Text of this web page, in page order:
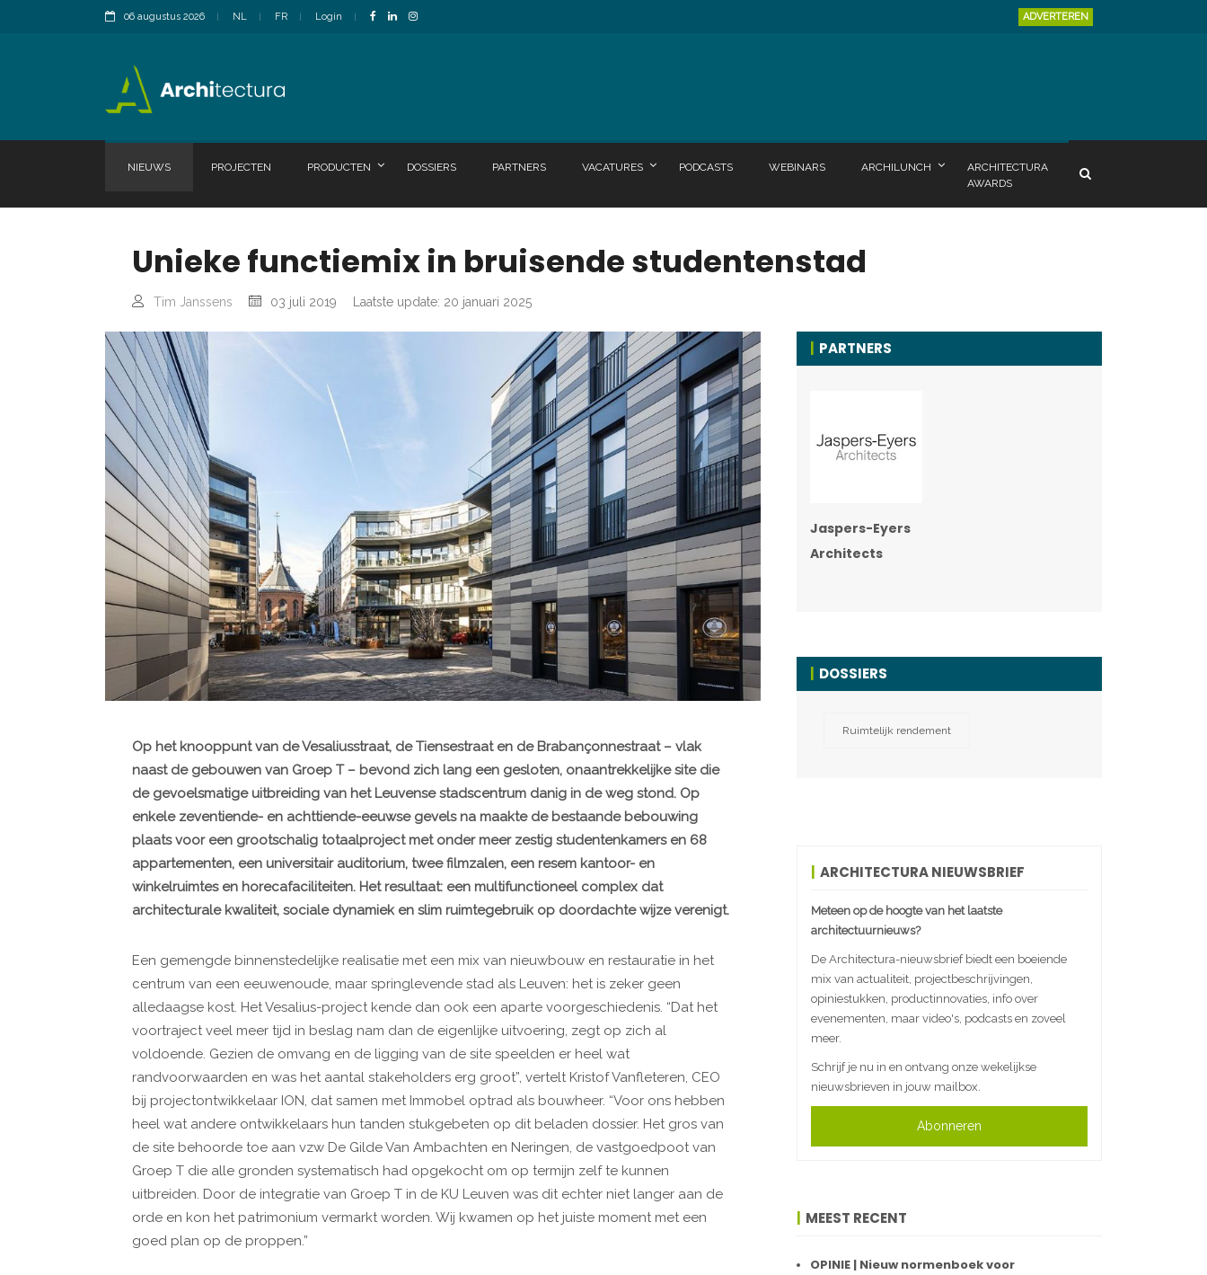
06 augustus 2026 NL FR Login ADVERTEREN
NIEUWS PROJECTEN PRODUCTEN DOSSIERS PARTNERS VACATURES PODCASTS WEBINARS ARCHILUNCH
ARCHITECTURA
AWARDS
Unieke functiemix in bruisende studentenstad
Tim Janssens 03 juli 2019 Laatste update: 20 januari 2025
Op het knooppunt van de Vesaliusstraat, de Tiensestraat en de Brabançonnestraat – vlak
naast de gebouwen van Groep T – bevond zich lang een gesloten, onaantrekkelijke site die
de gevoelsmatige uitbreiding van het Leuvense stadscentrum danig in de weg stond. Op
enkele zeventiende- en achttiende-eeuwse gevels na maakte de bestaande bebouwing
plaats voor een grootschalig totaalproject met onder meer zestig studentenkamers en 68
appartementen, een universitair auditorium, twee filmzalen, een resem kantoor- en
winkelruimtes en horecafaciliteiten. Het resultaat: een multifunctioneel complex dat
architecturale kwaliteit, sociale dynamiek en slim ruimtegebruik op doordachte wijze verenigt.
Een gemengde binnenstedelijke realisatie met een mix van nieuwbouw en restauratie in het
centrum van een eeuwenoude, maar springlevende stad als Leuven: het is zeker geen
alledaagse kost. Het Vesalius-project kende dan ook een aparte voorgeschiedenis. “Dat het
voortraject veel meer tijd in beslag nam dan de eigenlijke uitvoering, zegt op zich al
voldoende. Gezien de omvang en de ligging van de site speelden er heel wat
randvoorwaarden en was het aantal stakeholders erg groot”, vertelt Kristof Vanfleteren, CEO
bij projectontwikkelaar ION, dat samen met Immobel optrad als bouwheer. “Voor ons hebben
heel wat andere ontwikkelaars hun tanden stukgebeten op dit beladen dossier. Het gros van
de site behoorde toe aan vzw De Gilde Van Ambachten en Neringen, de vastgoedpoot van
Groep T die alle gronden systematisch had opgekocht om op termijn zelf te kunnen
uitbreiden. Door de integratie van Groep T in de KU Leuven was dit echter niet langer aan de
orde en kon het patrimonium vermarkt worden. Wij kwamen op het juiste moment met een
goed plan op de proppen.”
PARTNERS
Jaspers-Eyers
Architects
DOSSIERS
Ruimtelijk rendement
ARCHITECTURA NIEUWSBRIEF
Meteen op de hoogte van het laatste
architectuurnieuws?
De Architectura-nieuwsbrief biedt een boeiende
mix van actualiteit, projectbeschrijvingen,
opiniestukken, productinnovaties, info over
evenementen, maar video's, podcasts en zoveel
meer.
Schrijf je nu in en ontvang onze wekelijkse
nieuwsbrieven in jouw mailbox.
Abonneren
MEEST RECENT
OPINIE | Nieuw normenboek voor